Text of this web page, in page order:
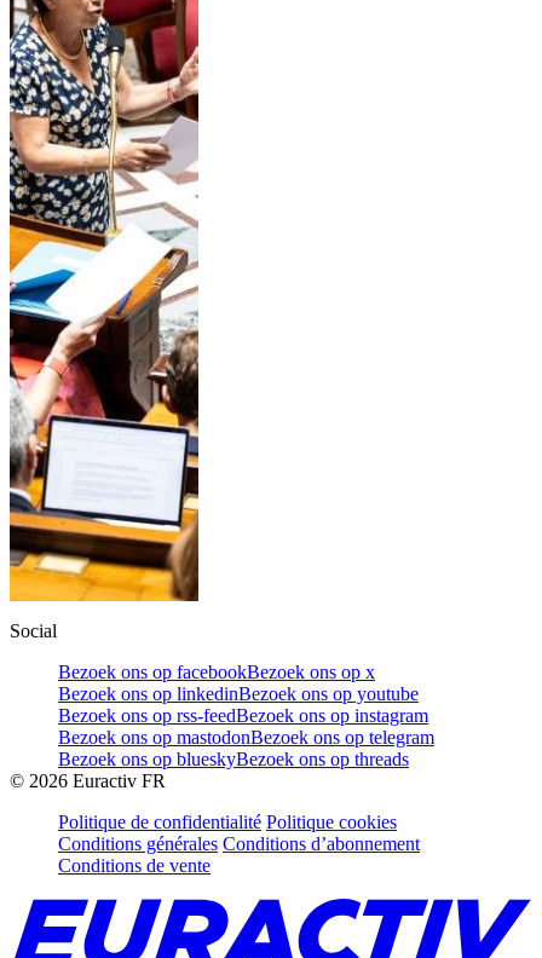
Social
Bezoek ons op facebookBezoek ons op x
Bezoek ons op linkedinBezoek ons op youtube
Bezoek ons op rss-feedBezoek ons op instagram
Bezoek ons op mastodonBezoek ons op telegram
Bezoek ons op blueskyBezoek ons op threads
© 2026 Euractiv FR
Politique de confidentialité Politique cookies
Conditions générales Conditions d’abonnement
Conditions de vente